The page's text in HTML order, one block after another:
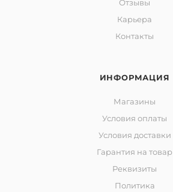
Отзывы
Карьера
Контакты
ИНФОРМАЦИЯ
Магазины
Условия оплаты
Условия доставки
Гарантия на товар
Реквизиты
Политика